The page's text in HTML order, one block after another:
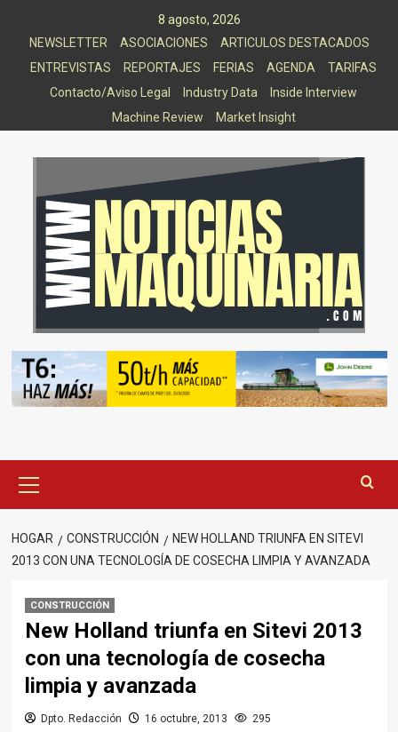
8 agosto, 2026
NEWSLETTER
ASOCIACIONES
ARTICULOS DESTACADOS
ENTREVISTAS
REPORTAJES FERIAS AGENDA
TARIFAS
Contacto/Aviso Legal
Industry Data
Inside Interview
Machine Review
Market Insight
principal
HOGAR CONSTRUCCIÓN
NEW HOLLAND TRIUNFA EN SITEVI
2013 CON UNA TECNOLOGÍA DE COSECHA LIMPIA Y AVANZADA
CONSTRUCCIÓN
New Holland triunfa en Sitevi 2013
con una tecnología de cosecha
limpia y avanzada
Dpto. Redacción 16 octubre, 2013 295